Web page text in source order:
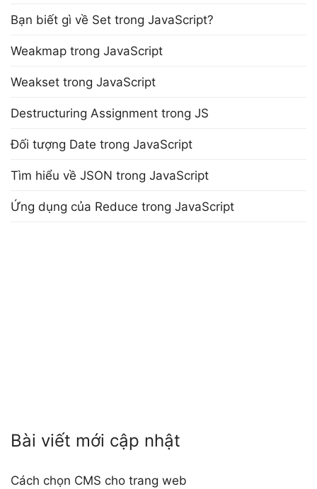
Bạn biết gì về Set trong JavaScript?
Weakmap trong JavaScript
Weakset trong JavaScript
Destructuring Assignment trong JS
Đối tượng Date trong JavaScript
Tìm hiểu về JSON trong JavaScript
Ứng dụng của Reduce trong JavaScript
Bài viết mới cập nhật
Cách chọn CMS cho trang web